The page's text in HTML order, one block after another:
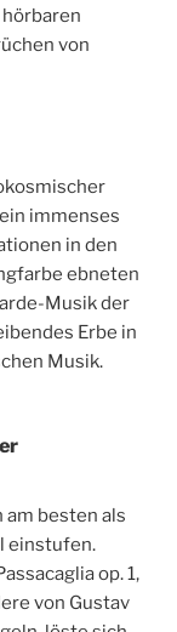
von
immenses
in den
ebneten
Musik der
Erbe in
Musik.
am besten als
einstufen.
op. 1,
von Gustav